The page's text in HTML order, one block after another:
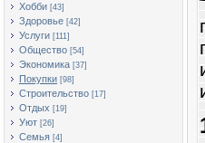
Хобби [43]
Здоровье [42]
Услуги [111]
Общество [54]
Экономика [37]
Покупки [98]
Строительство [17]
Отдых [19]
Уют [26]
Семья [4]